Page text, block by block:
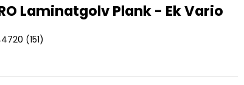
Laminatgolv Plank - Ek Vario
(151)